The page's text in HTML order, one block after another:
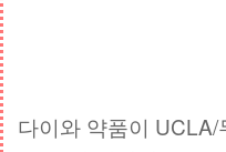
다이와 약품이 UCLA/